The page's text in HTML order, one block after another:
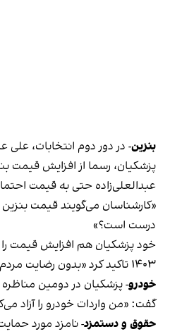
بنزین- در دور دوم انتخابات، علی
پزشکیان، رسما از افزایش قیمت
عبدالعلی‌زاده حتی به قیمت
درست است؟»
۱۴۰۳ تاکید کرد «بدون رضایت مردم» این کار را نخواهد کرد.
خودرو-پزشکیان در دومین
گفت: «من واردات خودرو را آزاد
حقوق و دستمزد- نامزد مورد